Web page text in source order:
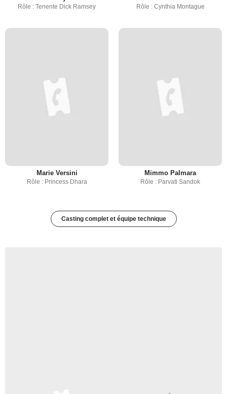
Rôle : Tenente Dick Ramsey Rôle : Cynthia Montague
Marie Versini
Rôle : Princess Dhara
Mimmo Palmara
Rôle : Parvati Sandok
Casting complet et équipe technique